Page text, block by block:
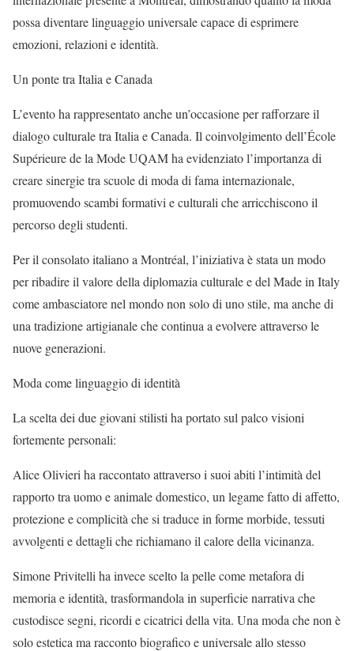
possa diventare linguaggio universale capace di esprimere
emozioni, relazioni e identità.
Un ponte tra Italia e Canada
L’evento ha rappresentato anche un’occasione per rafforzare il
dialogo culturale tra Italia e Canada. Il coinvolgimento dell’École
Supérieure de la Mode UQAM ha evidenziato l’importanza di
creare sinergie tra scuole di moda di fama internazionale,
promuovendo scambi formativi e culturali che arricchiscono il
percorso degli studenti.
Per il consolato italiano a Montréal, l’iniziativa è stata un modo
per ribadire il valore della diplomazia culturale e del Made in Italy
come ambasciatore nel mondo non solo di uno stile, ma anche di
una tradizione artigianale che continua a evolvere attraverso le
nuove generazioni.
Moda come linguaggio di identità
La scelta dei due giovani stilisti ha portato sul palco visioni
fortemente personali:
Alice Olivieri ha raccontato attraverso i suoi abiti l’intimità del
rapporto tra uomo e animale domestico, un legame fatto di affetto,
protezione e complicità che si traduce in forme morbide, tessuti
avvolgenti e dettagli che richiamano il calore della vicinanza.
Simone Privitelli ha invece scelto la pelle come metafora di
memoria e identità, trasformandola in superficie narrativa che
custodisce segni, ricordi e cicatrici della vita. Una moda che non è
solo estetica ma racconto biografico e universale allo stesso